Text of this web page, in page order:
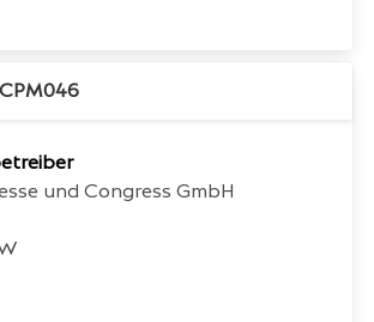
und Congress GmbH